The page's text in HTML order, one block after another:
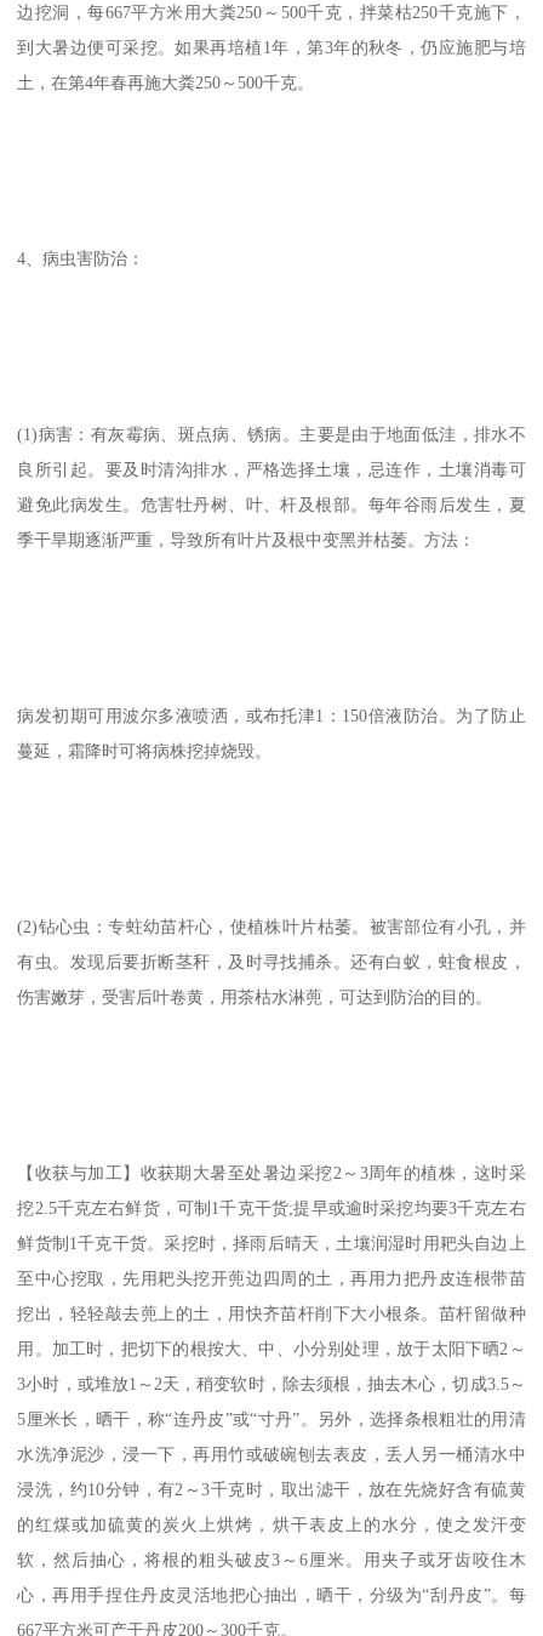
边挖洞，每667平方米用大粪250～500千克，拌菜枯250千克施下，
到大暑边便可采挖。如果再培植1年，第3年的秋冬，仍应施肥与培
土，在第4年春再施大粪250～500千克。
4、病虫害防治：
(1)病害：有灰霉病、斑点病、锈病。主要是由于地面低洼，排水不
良所引起。要及时清沟排水，严格选择土壤，忌连作，土壤消毒可
避免此病发生。危害牡丹树、叶、杆及根部。每年谷雨后发生，夏
季干旱期逐渐严重，导致所有叶片及根中变黑并枯萎。方法：
病发初期可用波尔多液喷洒，或布托津1：150倍液防治。为了防止
蔓延，霜降时可将病株挖掉烧毁。
(2)钻心虫：专蛀幼苗杆心，使植株叶片枯萎。被害部位有小孔，并
有虫。发现后要折断茎秆，及时寻找捕杀。还有白蚁，蛀食根皮，
伤害嫩芽，受害后叶卷黄，用茶枯水淋蔸，可达到防治的目的。
【收获与加工】收获期大暑至处暑边采挖2～3周年的植株，这时采
挖2.5千克左右鲜货，可制1千克干货;提早或逾时采挖均要3千克左右
鲜货制1千克干货。采挖时，择雨后晴天，土壤润湿时用耙头自边上
至中心挖取，先用耙头挖开蔸边四周的土，再用力把丹皮连根带苗
挖出，轻轻敲去蔸上的土，用快齐苗杆削下大小根条。苗杆留做种
用。加工时，把切下的根按大、中、小分别处理，放于太阳下晒2～
3小时，或堆放1～2天，稍变软时，除去须根，抽去木心，切成3.5～
5厘米长，晒干，称“连丹皮”或“寸丹”。另外，选择条根粗壮的用清
水洗净泥沙，浸一下，再用竹或破碗刨去表皮，丢人另一桶清水中
浸洗，约10分钟，有2～3千克时，取出滤干，放在先烧好含有硫黄
的红煤或加硫黄的炭火上烘烤，烘干表皮上的水分，使之发汗变
软，然后抽心，将根的粗头破皮3～6厘米。用夹子或牙齿咬住木
心，再用手捏住丹皮灵活地把心抽出，晒干，分级为“刮丹皮”。每
667平方米可产干丹皮200～300千克。